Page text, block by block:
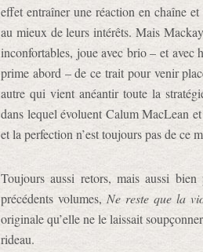
effet entraîner une réaction en chaîne
au mieux de leurs intérêts. Mais
inconfortables, joue avec brio – et avec
prime abord – de ce trait pour venir
autre qui vient anéantir toute la
dans lequel évoluent Calum MacLean
et la perfection n’est toujours pas de ce
Toujours aussi retors, mais aussi
précédents volumes, Ne reste que la
originale qu’elle ne le laissait
rideau.